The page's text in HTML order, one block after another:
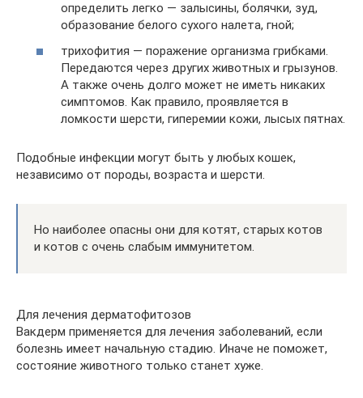
определить легко — залысины, болячки, зуд,
образование белого сухого налета, гной;
трихофития — поражение организма грибками.
Передаются через других животных и грызунов.
А также очень долго может не иметь никаких
симптомов. Как правило, проявляется в
ломкости шерсти, гиперемии кожи, лысых пятнах.
Подобные инфекции могут быть у любых кошек,
независимо от породы, возраста и шерсти.
Но наиболее опасны они для котят, старых котов
и котов с очень слабым иммунитетом.
Для лечения дерматофитозов
Вакдерм применяется для лечения заболеваний, если
болезнь имеет начальную стадию. Иначе не поможет,
состояние животного только станет хуже.